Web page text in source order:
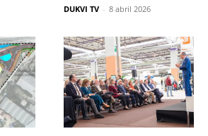
DUKVI TV - 8 abril 2026